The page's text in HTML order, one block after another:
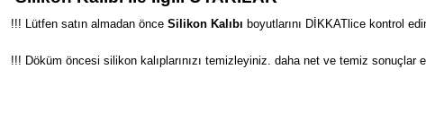
!!! Lütfen satın almadan önce Silikon Kalıbı boyutlarını DİKKATlice kontrol
!!! Döküm öncesi silikon kalıplarınızı temizleyiniz. daha net ve temiz sonuçlar